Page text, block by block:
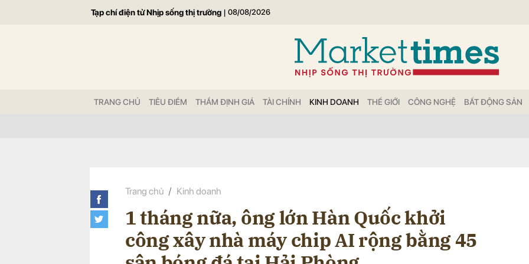
Tạp chí điện tử Nhịp sống thị trường | 08/08/2026
TRANG CHỦ TIÊU ĐIỂM THẨM ĐỊNH GIÁ TÀI CHÍNH KINH DOANH THẾ GIỚI CÔNG NGHỆ BẤT ĐỘNG SẢN
Trang chủ Kinh doanh
1 tháng nữa, ông lớn Hàn Quốc khởi
công xây nhà máy chip AI rộng bằng 45
Gửi bình luận